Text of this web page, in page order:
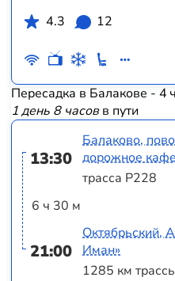
4.3
12
Пересадка в Балакове - 4
1 день 8 часовв пути
13:30
6 ч 30 м
21:00
Балаково,
дорожное
трасса Р228
Октябрьский,
Иман»
1285 км